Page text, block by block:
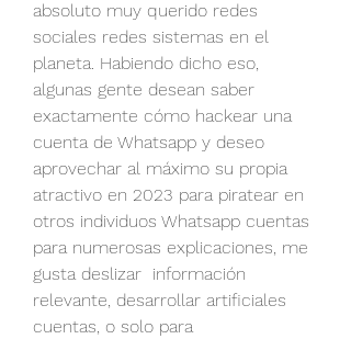
absoluto muy querido redes
sociales redes sistemas en el
planeta. Habiendo dicho eso,
algunas gente desean saber
exactamente cómo hackear una
cuenta de Whatsapp y deseo
aprovechar al máximo su propia
atractivo en 2023 para piratear en
otros individuos Whatsapp cuentas
para numerosas explicaciones, me
gusta deslizar  información
relevante, desarrollar artificiales
cuentas, o solo para